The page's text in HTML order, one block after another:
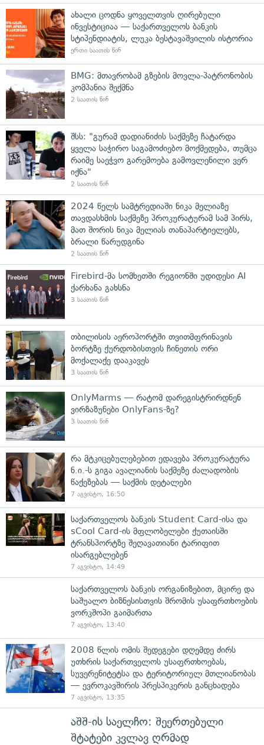
ახალი ცოდნა ყოველთვის ღირებული
ინვესტიციაა — საქართველოს ბანკის
სტიპენდიატის, ლუკა ბესტავაშვილის ისტორია
ერთი საათის წინ
BMG: მთავრობამ გზების მოვლა-პატრონობის
კომპანია შექმნა
2 საათის წინ
შსს: "გურამ დადიანიძის საქმეზე ჩატარდა
ყველა საჭირო საგამოძიებო მოქმედება, თუმცა
რაიმე საეჭვო გარემოება გამოვლენილი ვერ
იქნა"
2 საათის წინ
2024 წელს სამტრედიაში ნიკა მელიაზე
თავდასხმის საქმეზე პროკურატურამ სამ პირს,
მათ შორის ნიკა მელიას თანაპარტიელებს,
ბრალი წარუდგინა
2 საათის წინ
Firebird-მა სომხეთში რეგიონში უდიდესი AI
ქარხანა გახსნა
3 საათის წინ
თბილისის აეროპორტში თვითმფრინავის
ბორტზე ქურდობისთვის ჩინეთის ორი
მოქალაქე დააკავეს
3 საათის წინ
OnlyMarms — რატომ დარეგისტრირდნენ
ვირზაზუნები OnlyFans-ზე?
3 საათის წინ
რა მტკიცებულებებით ედავება პროკურატურა
ნ.ი.-ს გიგა ავალიანის საქმეზე ძალადობის
წაქეზებას — საქმის დეტალები
7 აგვისტო, 16:50
საქართველოს ბანკის Student Card-ისა და
sCool Card-ის მფლობელები ქუთაისში
ტრანსპორტზე შეღავათიანი ტარიფით
ისარგებლებენ
7 აგვისტო, 14:49
საქართველოს ბანკის ორგანიზებით, მცირე და
საშუალო ბიზნესისთვის შრომის უსაფრთხოების
ვორკშოპი გაიმართა
7 აგვისტო, 13:40
2008 წლის ომის შედეგები დღემდე ძირს
უთხრის საქართველოს უსაფრთხოებას,
სუვერენიტეტსა და ტერიტორიულ მთლიანობას
— ევროკავშირის პრესპიკერის განცხადება
7 აგვისტო, 13:35
აშშ-ის საელჩო: შეერთებული
შტატები კვლავ ღრმად